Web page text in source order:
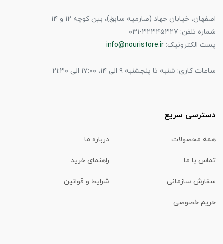
اصفهان، خیابان جهاد (صارمیه سابق)، بین کوچه ۱۲ و ۱۴
شماره تلفن: ۳۲۳۴۵۳۲۷-۰۳۱
پست الکترونیک: info@nouristore.ir
ساعات کاری: شنبه تا پنجشنبه ۹ الی ۱۴، ۱۷:۰۰ الی ۲۱:۳۰
دسترسی سریع
همه محصولات درباره ما
تماس با ما راهنمای خرید
سفارش سازمانی شرایط و قوانین
حریم خصوصی